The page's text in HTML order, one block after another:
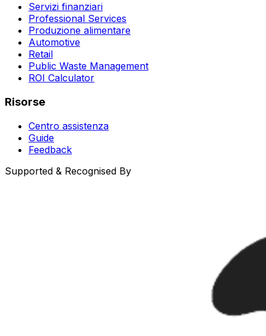
Servizi finanziari
Professional Services
Produzione alimentare
Automotive
Retail
Public Waste Management
ROI Calculator
Risorse
Centro assistenza
Guide
Feedback
Supported & Recognised By